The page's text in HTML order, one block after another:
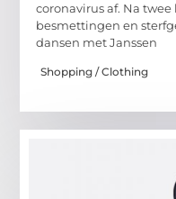
coronavirus af. Na
besmettingen en
dansen met Janssen
Shopping / Clothing